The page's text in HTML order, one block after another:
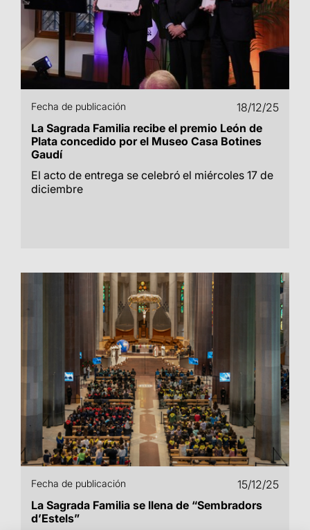
Fecha de publicación
18/12/25
La Sagrada Familia recibe el premio León de
Plata concedido por el Museo Casa Botines
Gaudí
El acto de entrega se celebró el miércoles 17 de
diciembre
Fecha de publicación
15/12/25
La Sagrada Familia se llena de “Sembradors
d’Estels”